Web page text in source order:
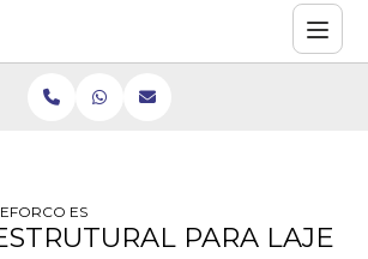
ESTRUTURAL PARA LAJE
PARA LAJE